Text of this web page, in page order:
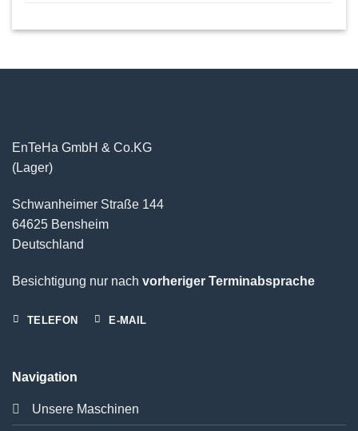
EnTeHa GmbH & Co.KG
(Lager)
Schwanheimer Straße 144
64625 Bensheim
Deutschland
Besichtigung nur nach vorheriger Terminabsprache
TELEFON E-MAIL
Navigation
Unsere Maschinen